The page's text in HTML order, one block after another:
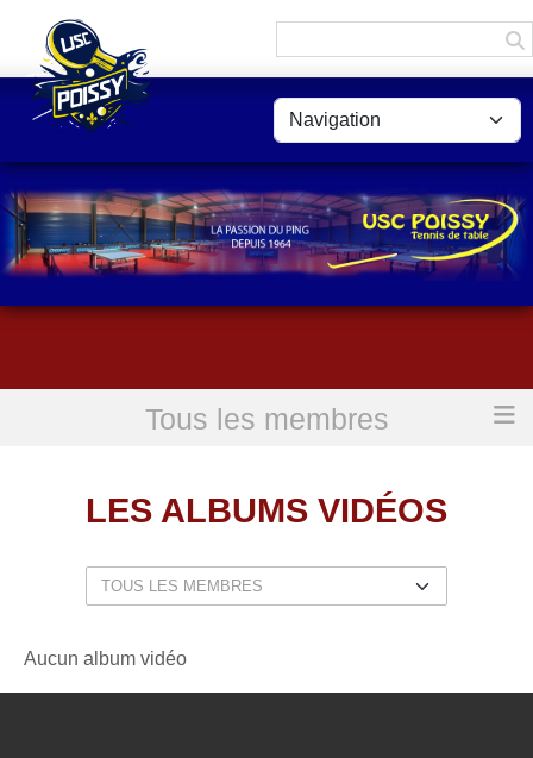
Tous les membres
Les albums vidéos
LES ALBUMS VIDÉOS
Aucun album vidéo